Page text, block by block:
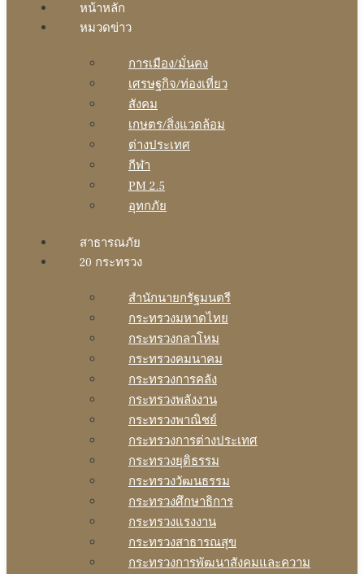
หน้าหลัก
หมวดข่าว
การเมือง/มั่นคง
เศรษฐกิจ/ท่องเที่ยว
สังคม
เกษตร/สิ่งแวดล้อม
ต่างประเทศ
กีฬา
PM 2.5
อุทกภัย
สาธารณภัย
20 กระทรวง
สํานักนายกรัฐมนตรี
กระทรวงมหาดไทย
กระทรวงกลาโหม
กระทรวงคมนาคม
กระทรวงการคลัง
กระทรวงพลังงาน
กระทรวงพาณิชย์
กระทรวงการต่างประเทศ
กระทรวงยุติธรรม
กระทรวงวัฒนธรรม
กระทรวงศึกษาธิการ
กระทรวงแรงงาน
กระทรวงสาธารณสุข
กระทรวงการพัฒนาสังคมและความ